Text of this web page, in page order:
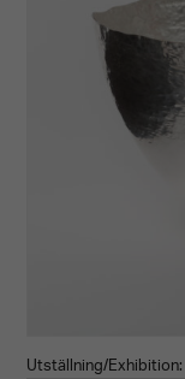
Utställning/